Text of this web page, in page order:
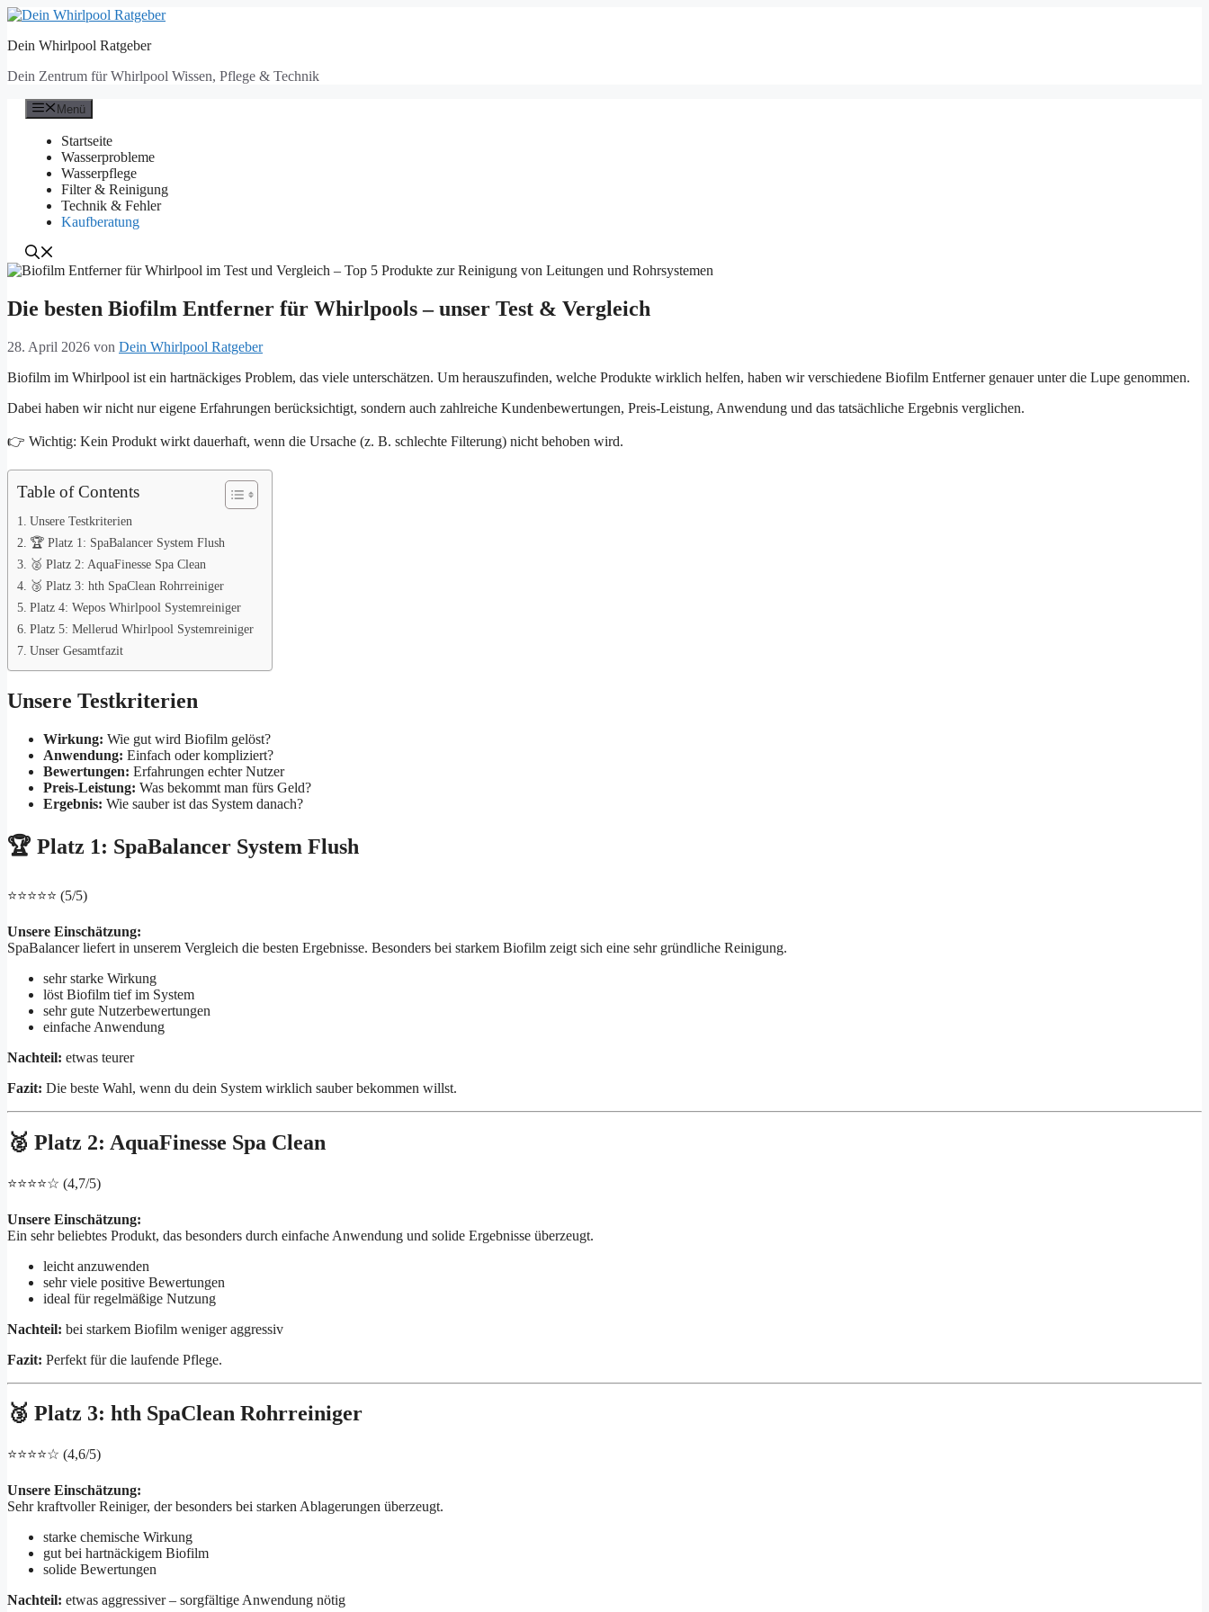
Zum
springen
Dein Whirlpool Ratgeber
Dein Zentrum für Whirlpool Wissen, Pflege & Technik
Menü
Startseite
Wasserprobleme
Wasserpflege
Filter & Reinigung
Technik & Fehler
Kaufberatung
Die besten Biofilm Entferner für Whirlpools – unser Test & Vergleich
28. April 2026 von Dein Whirlpool Ratgeber
Biofilm im Whirlpool ist ein hartnäckiges Problem, das viele unterschätzen. Um herauszufinden, welche Produkte wirklich helfen, haben wir verschiedene Biofilm Entferner genauer unter die Lupe genommen.
Dabei haben wir nicht nur eigene Erfahrungen berücksichtigt, sondern auch zahlreiche Kundenbewertungen, Preis-Leistung, Anwendung und das tatsächliche Ergebnis verglichen.
👉 Wichtig: Kein Produkt wirkt dauerhaft, wenn die Ursache (z. B. schlechte Filterung) nicht behoben wird.
Table of Contents
Unsere Testkriterien
🏆 Platz 1: SpaBalancer System Flush
🥈 Platz 2: AquaFinesse Spa Clean
🥉 Platz 3: hth SpaClean Rohrreiniger
Platz 4: Wepos Whirlpool Systemreiniger
Platz 5: Mellerud Whirlpool Systemreiniger
Unser Gesamtfazit
Unsere Testkriterien
Wirkung: Wie gut wird Biofilm gelöst?
Anwendung: Einfach oder kompliziert?
Bewertungen: Erfahrungen echter Nutzer
Preis-Leistung: Was bekommt man fürs Geld?
Ergebnis: Wie sauber ist das System danach?
🏆 Platz 1: SpaBalancer System Flush
⭐⭐⭐⭐⭐ (5/5)
Unsere Einschätzung:
SpaBalancer liefert in unserem Vergleich die besten Ergebnisse. Besonders bei starkem Biofilm zeigt sich eine sehr gründliche Reinigung.
sehr starke Wirkung
löst Biofilm tief im System
sehr gute Nutzerbewertungen
einfache Anwendung
Nachteil: etwas teurer
Fazit: Die beste Wahl, wenn du dein System wirklich sauber bekommen willst.
🥈 Platz 2: AquaFinesse Spa Clean
⭐⭐⭐⭐☆ (4,7/5)
Unsere Einschätzung:
Ein sehr beliebtes Produkt, das besonders durch einfache Anwendung und solide Ergebnisse überzeugt.
leicht anzuwenden
sehr viele positive Bewertungen
ideal für regelmäßige Nutzung
Nachteil: bei starkem Biofilm weniger aggressiv
Fazit: Perfekt für die laufende Pflege.
🥉 Platz 3: hth SpaClean Rohrreiniger
⭐⭐⭐⭐☆ (4,6/5)
Unsere Einschätzung:
Sehr kraftvoller Reiniger, der besonders bei starken Ablagerungen überzeugt.
starke chemische Wirkung
gut bei hartnäckigem Biofilm
solide Bewertungen
Nachteil: etwas aggressiver – sorgfältige Anwendung nötig